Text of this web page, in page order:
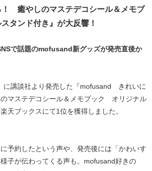
！ 癒やしのマステデコシール＆メモブ
タンド付き』が大反響！
で話題のmofusand新グッズが発売直後か
に講談社より発売した『mofusand きれいに
マステデコシール＆メモブック オリジナル
天ブックスにて1位を獲得しました。
予約したという声や、発売後には「かわいす
子が伝わってくる声も。mofusand好きの